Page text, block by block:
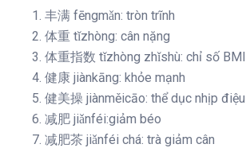
1. 丰满 fēngmǎn: tròn trĩnh
2. 体重 tǐzhòng: cân nặng
3. 体重指数 tǐzhòng zhǐshù: chỉ số BMI
4. 健康 jiànkāng: khỏe mạnh
5. 健美操 jiànměicāo: thể dục nhịp điệu
6. 减肥 jiǎnféi:giảm béo
7. 减肥茶 jiǎnféi chá: trà giảm cân